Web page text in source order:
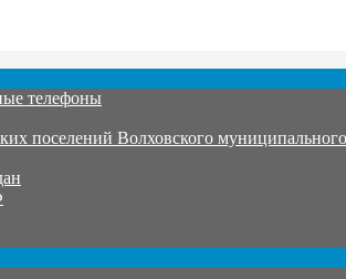
телефоны
поселений Волховского